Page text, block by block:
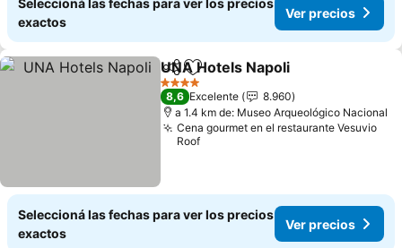
Seleccioná las fechas para ver los precios
exactos
Ver precios
CompartirAñadir a favoritos
UNA Hotels Napoli
4 Estrellas
8,6 Excelente
8.960
a 1.4 km de: Museo Arqueológico Nacional
Cena gourmet en el restaurante Vesuvio
Roof
Seleccioná las fechas para ver los precios
exactos
Ver precios